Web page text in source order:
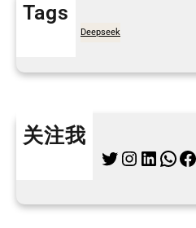
Tags
Deepseek
关注我
Twitter Instagram LinkedIn WhatsApp Facebook